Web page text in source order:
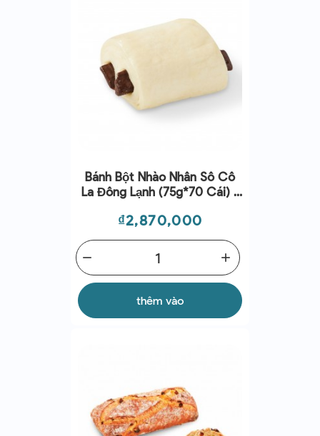
Bánh Bột Nhào Nhân Sô Cô
La Đông Lạnh (75g*70 Cái) -
Giá
₫2,870,000
add
remove
thêm vào